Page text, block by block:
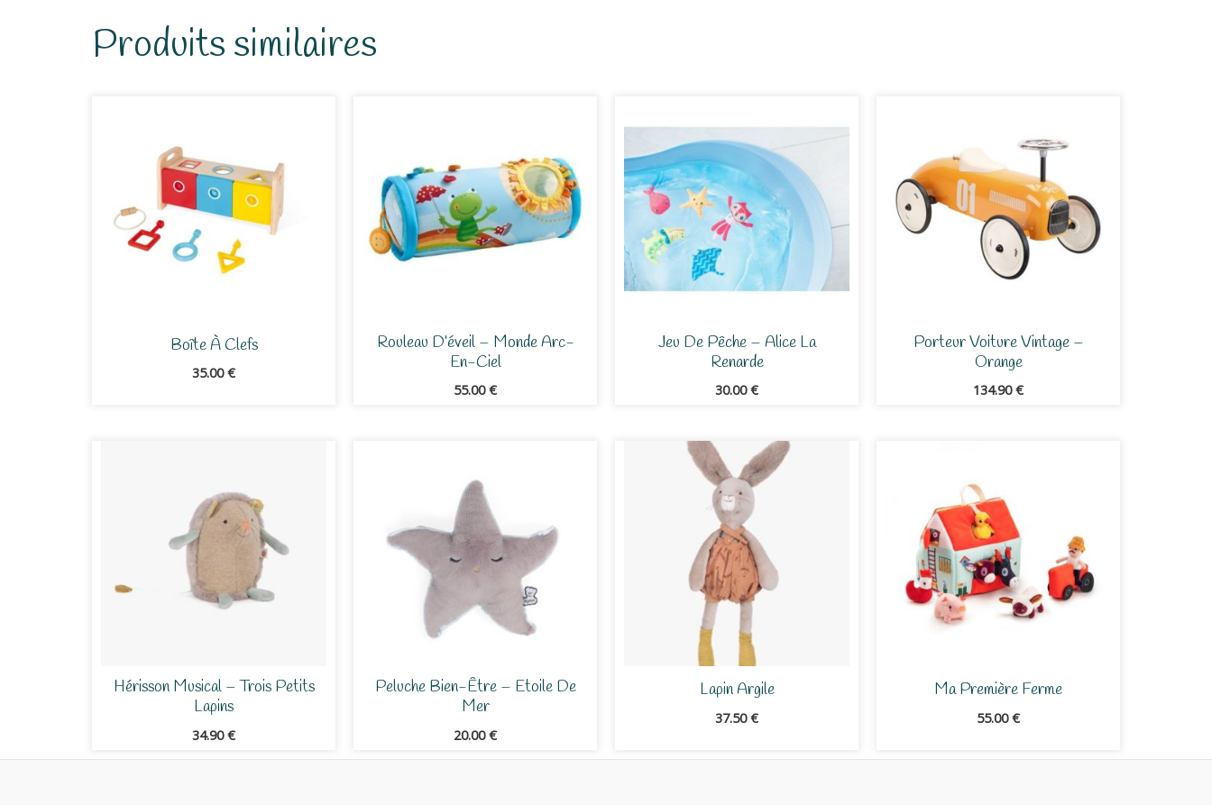
Produits similaires
Boîte À Clefs
35.00€
Rouleau D’éveil – Monde Arc-
En-Ciel
55.00€
Jeu De Pêche – Alice La
Renarde
30.00€
Porteur Voiture Vintage –
Orange
134.90€
Hérisson Musical – Trois Petits
Lapins
34.90€
Peluche Bien-Être – Etoile De
Mer
20.00€
Lapin Argile
37.50€
Ma Première Ferme
55.00€